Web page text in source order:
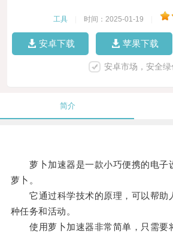
工具 时间：2025-01-19
安卓下载 苹果下载
安卓市场，安全绿
简介
萝卜加速器是一款小巧便携的电子
萝卜。
它通过科学技术的原理，可以帮助
种任务和活动。
使用萝卜加速器非常简单，只需要